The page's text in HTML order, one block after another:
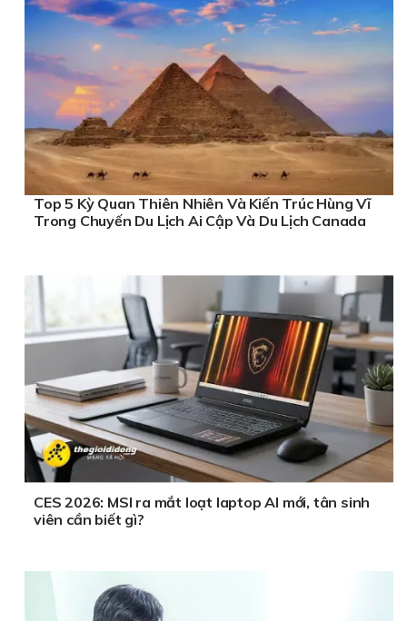
Top 5 Kỳ Quan Thiên Nhiên Và Kiến Trúc Hùng Vĩ
Trong Chuyến Du Lịch Ai Cập Và Du Lịch Canada
CES 2026: MSI ra mắt loạt laptop AI mới, tân sinh
viên cần biết gì?